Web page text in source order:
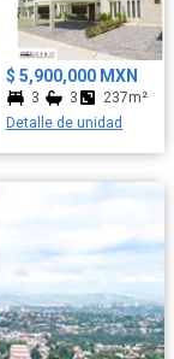
$ 5,900,000 MXN
3 3
237m²
Detalle de unidad